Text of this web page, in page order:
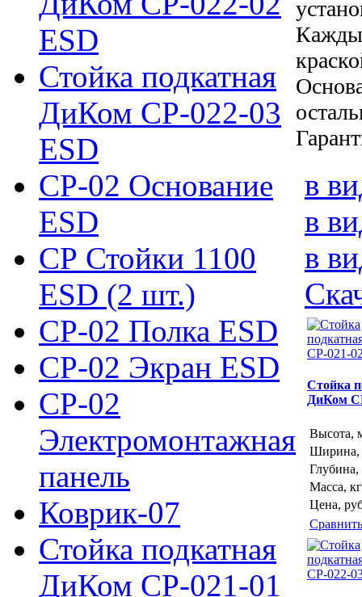
ESD
Стойка подкатная
ДиКом СР-022-03
ESD
СР-02 Основание
ESD
СР Стойки 1100
ESD (2 шт.)
СР-02 Полка ESD
СР-02 Экран ESD
СР-02
Электромонтажная
панель
Коврик-07
Стойка подкатная
ДиКом СР-021-01
в
в
в
Стойка
ДиКом
Высота,
Масса, кг
Цена,
Сравнить